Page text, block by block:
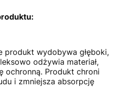
produkt wydobywa głęboki,
odżywia materiał,
ochronną. Produkt chroni
i zmniejsza absorpcję